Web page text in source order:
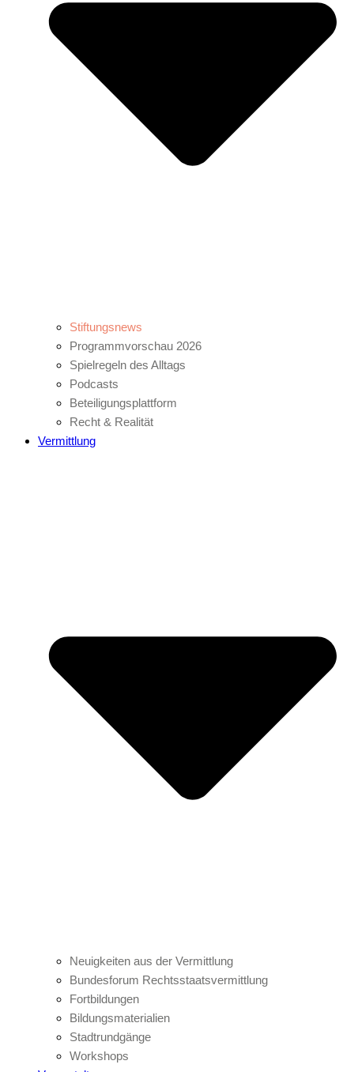
Stiftungsnews
Programmvorschau 2026
Spielregeln des Alltags
Podcasts
Beteiligungsplattform
Recht & Realität
Vermittlung
Neuigkeiten aus der Vermittlung
Bundesforum Rechtsstaatsvermittlung
Fortbildungen
Bildungsmaterialien
Stadtrundgänge
Workshops